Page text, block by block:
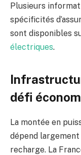
Plusieurs
spécificités
sont disponibles
électriques.
défi
La montée en
dépend
recharge. La